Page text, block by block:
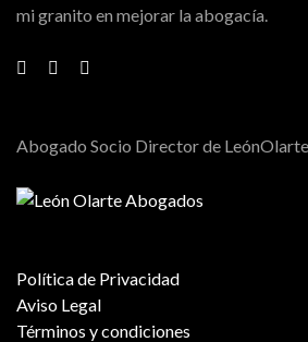
mi granito en mejorar la abogacía.
Abogado Socio Director de
Política de Privacidad
Aviso Legal
Términos y condiciones